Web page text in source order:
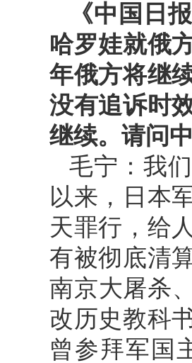
《中国日
哈罗娃就俄
年俄方将继
没有追诉时
继续。请问
毛宁：我
以来，日本
天罪行，给
有被彻底清
南京大屠杀
改历史教科
曾参拜军国